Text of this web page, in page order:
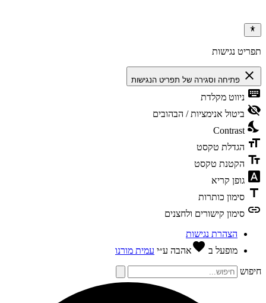
תפריט נגישות
close פתיחה וסגירה של תפריט הנגישות
keyboard ניווט מקלדת
visibility_off ביטול אנימציות / הבהובים
nights_stay
Contrast
format_size הגדלת טקסט
text_fields הקטנת טקסט
font_download גופן קריא
title סימון כותרות
link סימון קישורים ולחצנים
הצהרת נגישות
מופעל בfavoriteאהבהע״יעמית מורנו
חיפוש